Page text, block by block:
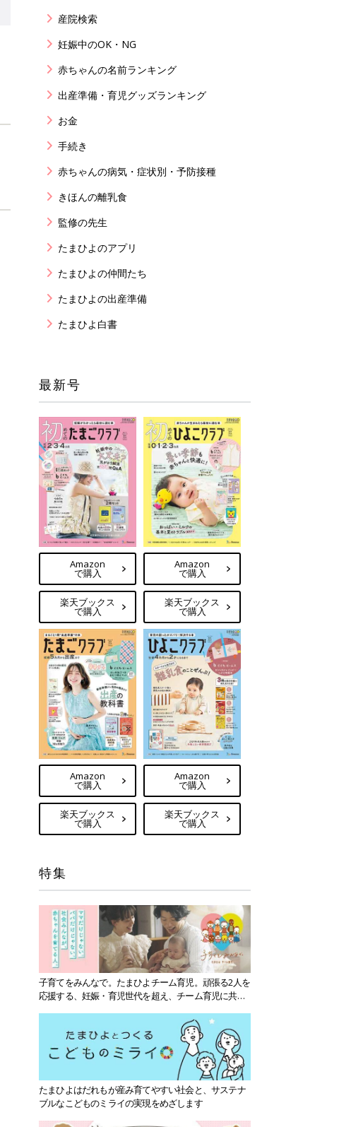
産院検索
妊娠中のOK・NG
赤ちゃんの名前ランキング
出産準備・育児グッズランキング
お金
手続き
赤ちゃんの病気・症状別・予防接種
きほんの離乳食
監修の先生
たまひよのアプリ
たまひよの仲間たち
たまひよの出産準備
たまひよ白書
最新号
Amazon
で購入
楽天ブックス
で購入
Amazon
で購入
楽天ブックス
で購入
Amazon
で購入
楽天ブックス
で購入
Amazon
で購入
楽天ブックス
で購入
特集
子育てをみんなで。たまひよチーム育児。頑張る2人を
応援する、妊娠・育児世代を超え、チーム育児に共感
たまひよはだれもが産み育てやすい社会と、サステナ
ブルなこどものミライの実現をめざします